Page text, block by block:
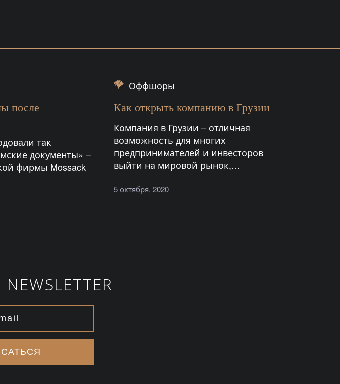
после
так
документы» –
фирмы Mossack
Оффшоры
Как открыть компанию в Грузии
Компания в Грузии – отличная
возможность для многих
предпринимателей и инвесторов
выйти на мировой рынок,…
5 октября, 2020